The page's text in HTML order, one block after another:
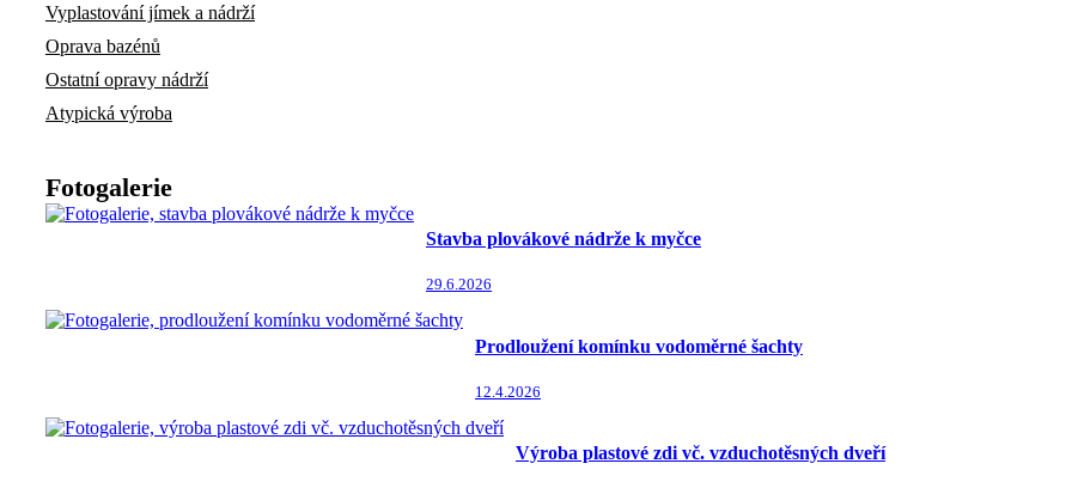
Vyplastování jímek a nádrží
Oprava bazénů
Ostatní opravy nádrží
Atypická výroba
Fotogalerie
Stavba plovákové nádrže k myčce
29.6.2026
Prodloužení komínku vodoměrné šachty
12.4.2026
Výroba plastové zdi vč. vzduchotěsných dveří